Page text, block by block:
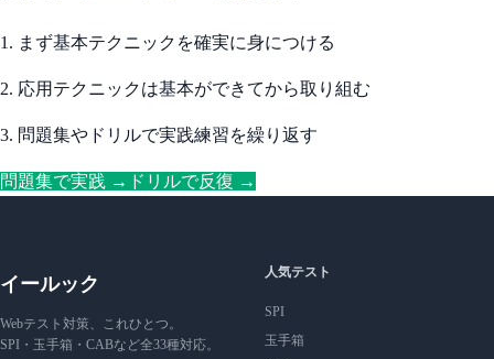
1. まず基本テクニックを確実に身につける
2. 応用テクニックは基本ができてから取り組む
3. 問題集やドリルで実践練習を繰り返す
問題集で実践 → ドリルで反復 →
イールック
Webテスト対策、これひとつ。
SPI・玉手箱・CABなど全33種対応。
人気テスト
SPI
玉手箱